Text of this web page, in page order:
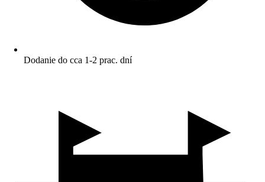
Dodanie do cca 1-2 prac. dní